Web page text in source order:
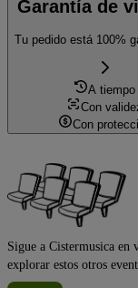
Garantía de
Tu pedido está 100%
A tiempo
Con
Con
Sigue a Cistermusica en
explorar estos otros